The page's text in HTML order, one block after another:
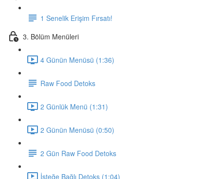
1 Senelik Erişim Fırsatı!
3. Bölüm Menüleri
4 Günün Menüsü (1:36)
Raw Food Detoks
2 Günlük Menü (1:31)
2 Günün Menüsü (0:50)
2 Gün Raw Food Detoks
İsteğe Bağlı Detoks (1:04)